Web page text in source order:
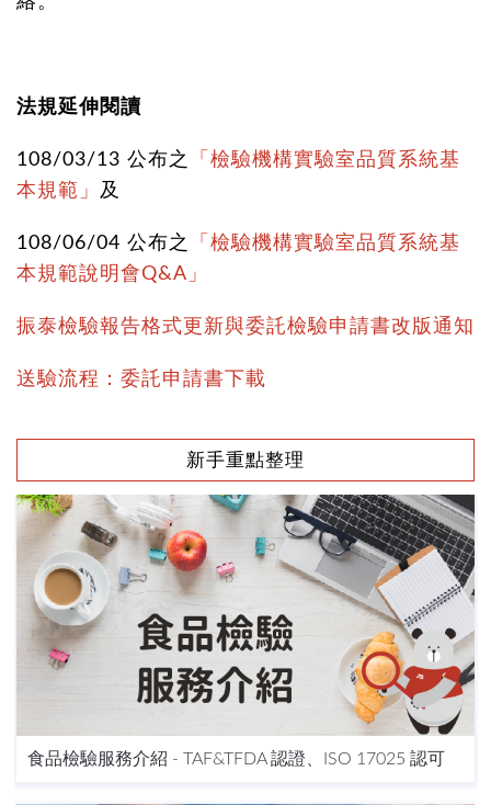
法規延伸閱讀
108/03/13 公布之
「檢驗機構實驗室品質系統基
本規範」 及
108/06/04 公布之 「檢驗機構實驗室品質系統基
本規範說明會Q&A」
振泰檢驗報告格式更新與委託檢驗申請書改版通知
送驗流程：委託申請書下載
新手重點整理
食品檢驗服務介紹 - TAF&TFDA 認證、ISO 17025 認可